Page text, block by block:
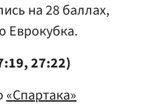
на 28 баллах,
Еврокубка.
27:22)
«Спартака»